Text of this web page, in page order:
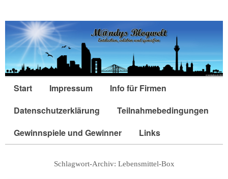
Start Impressum
Info für Firmen
Datenschutzerklärung
Teilnahmebedingungen
Gewinnspiele und Gewinner
Links
Schlagwort-Archiv: Lebensmittel-Box